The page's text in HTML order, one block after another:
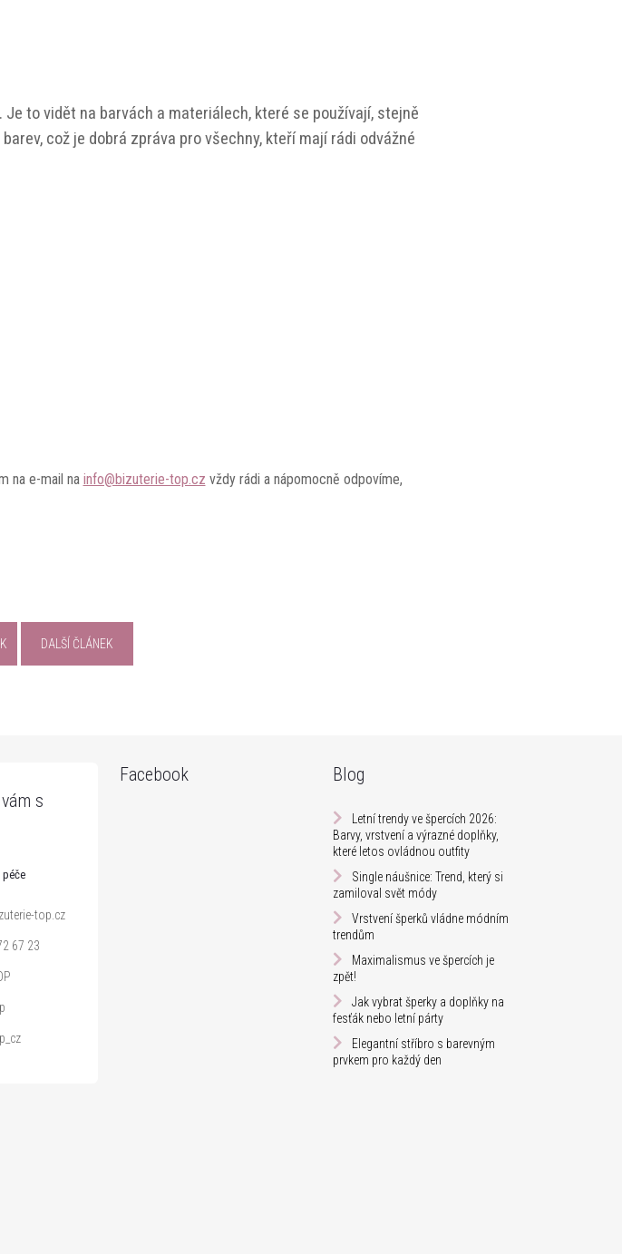
to vidět na barvách a materiálech, které se používají, stejně
, což je dobrá zpráva pro všechny, kteří mají rádi odvážné
na e-mail na info@bizuterie-top.cz vždy rádi a nápomocně odpovíme,
DALŠÍ ČLÁNEK
top.cz
67 23
Facebook Blog
Letní trendy ve špercích 2026:
Barvy, vrstvení a výrazné doplňky,
které letos ovládnou outfity
Single náušnice: Trend, který si
zamiloval svět módy
Vrstvení šperků vládne módním
trendům
Maximalismus ve špercích je
zpět!
Jak vybrat šperky a doplňky na
fesťák nebo letní párty
Elegantní stříbro s barevným
prvkem pro každý den